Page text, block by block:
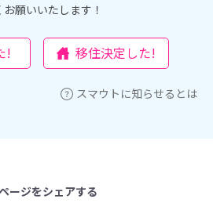
お願いいたします！
! 移住決定した!
スマウトに知らせるとは
ージをシェアする